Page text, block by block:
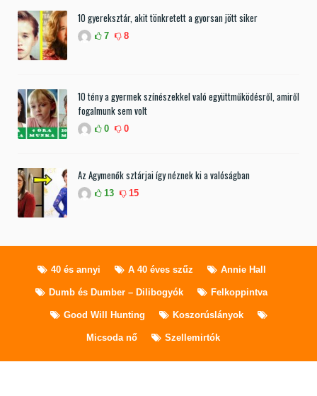
10 gyereksztár, akit tönkretett a gyorsan jött siker
7 8
10 tény a gyermek színészekkel való együttműködésről, amiről
fogalmunk sem volt
0 0
Az Agymenők sztárjai így néznek ki a valóságban
13 15
40 és annyi A 40 éves szűz Annie Hall
Dumb és Dumber – Dilibogyók Felkoppintva
Good Will Hunting Koszorúslányok
Micsoda nő Szellemirtók